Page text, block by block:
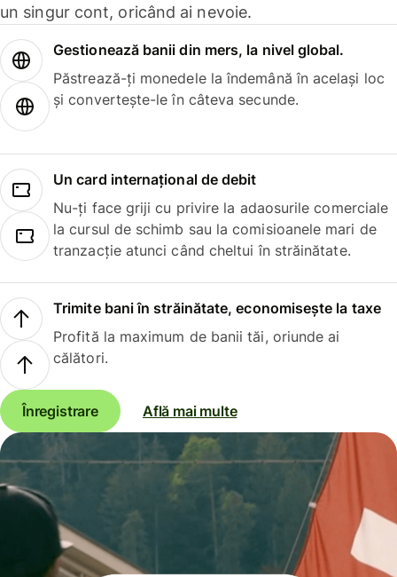
un singur cont, oricând ai nevoie.
Gestionează banii din mers, la nivel global.
Păstrează-ți monedele la îndemână în același loc
și convertește-le în câteva secunde.
Un card internațional de debit
Nu-ți face griji cu privire la adaosurile comerciale
la cursul de schimb sau la comisioanele mari de
tranzacție atunci când cheltui în străinătate.
Trimite bani în străinătate, economisește la taxe
Profită la maximum de banii tăi, oriunde ai
călători.
Înregistrare Află mai multe